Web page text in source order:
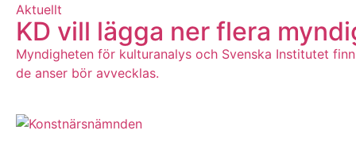
Aktuellt
KD vill lägga ner flera
Myndigheten för kulturanalys och Svenska Institutet
de anser bör avvecklas.